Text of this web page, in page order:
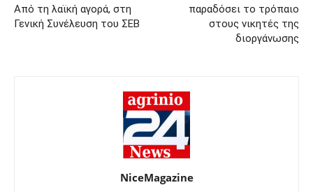
Από τη λαϊκή αγορά, στη
Γενική Συνέλευση του ΣΕΒ
παραδόσει το τρόπαιο
στους νικητές της
διοργάνωσης
NiceMagazine